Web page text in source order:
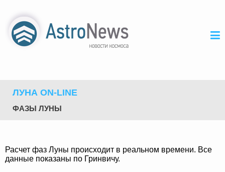
ЛУНА ON-LINE
ФАЗЫ ЛУНЫ
Расчет фаз Луны происходит в реальном времени. Все
данные показаны по Гринвичу.